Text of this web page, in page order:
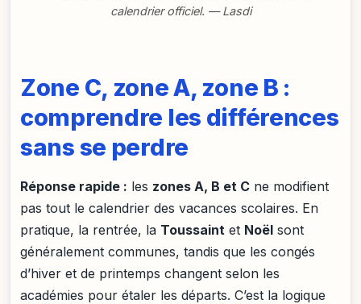
calendrier officiel. — Lasdi
Zone C, zone A, zone B :
comprendre les différences
sans se perdre
Réponse rapide : les zones A, B et C ne modifient
pas tout le calendrier des vacances scolaires. En
pratique, la rentrée, la Toussaint et Noël sont
généralement communes, tandis que les congés
d’hiver et de printemps changent selon les
académies pour étaler les départs. C’est la logique